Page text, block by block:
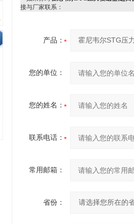
接与厂家联系：
产品：
您的单位：
您的姓名：
联系电话：
常用邮箱：
省份：